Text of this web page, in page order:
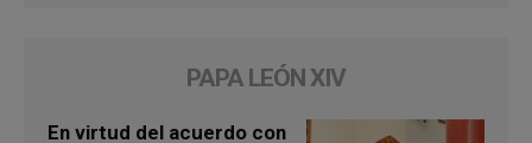
PAPA LEÓN XIV
En virtud del acuerdo con